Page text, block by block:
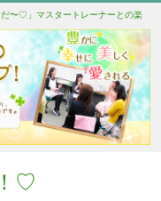
〜♡」マスタートレーナーとの楽
♡